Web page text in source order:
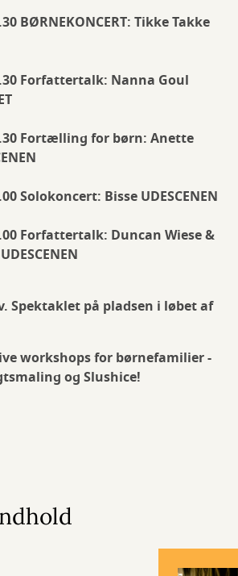
BØRNEKONCERT: Tikke Takke
Forfattertalk: Nanna Goul
Fortælling for børn: Anette
Solokoncert: Bisse UDESCENEN
Forfattertalk: Duncan Wiese &
Spektaklet på pladsen i løbet af
workshops for børnefamilier -
og Slushice!